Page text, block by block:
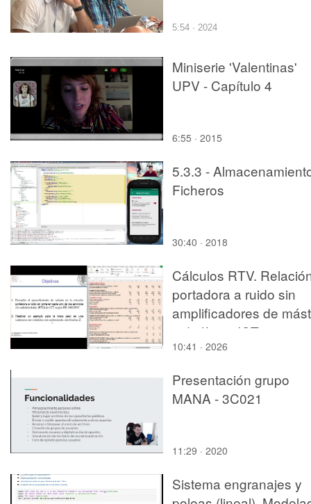
5:54 · 2024
Miniserie 'Valentinas'
UPV - Capítulo 4
6:55 · 2015
5.3.3 -
Ficheros
30:40 · 2018
Cálculos RTV.
portadora a ruido sin
amplificadores de
y de línea. ICT
10:41 · 2026
Presentación grupo
MANA - 3C021
11:29 · 2020
Sistema engranajes y